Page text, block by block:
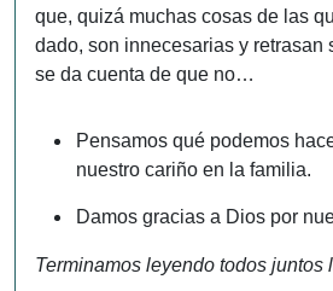
que, quizá muchas cosas de las
dado, son innecesarias y retrasan
se da cuenta de que no…
Pensamos qué podemos
nuestro cariño en la familia.
Damos gracias a Dios por
Terminamos leyendo todos juntos